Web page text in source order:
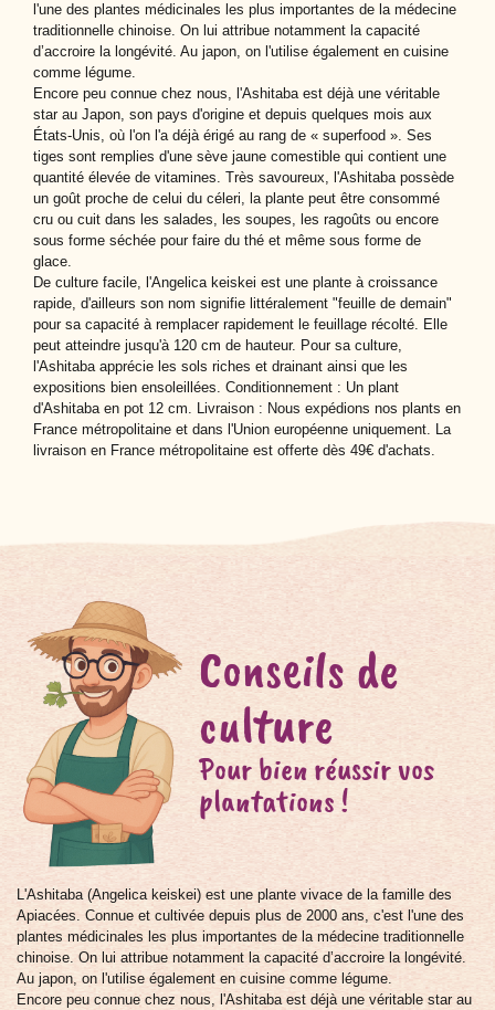
l'une des plantes médicinales les plus importantes de la médecine
traditionnelle chinoise. On lui attribue notamment la capacité
d’accroire la longévité. Au japon, on l'utilise également en cuisine
comme légume.
Encore peu connue chez nous, l'Ashitaba est déjà une véritable
star au Japon, son pays d'origine et depuis quelques mois aux
États-Unis, où l'on l'a déjà érigé au rang de « superfood ». Ses
tiges sont remplies d'une sève jaune comestible qui contient une
quantité élevée de vitamines. Très savoureux, l'Ashitaba possède
un goût proche de celui du céleri, la plante peut être consommé
cru ou cuit dans les salades, les soupes, les ragoûts ou encore
sous forme séchée pour faire du thé et même sous forme de
glace.
De culture facile, l'Angelica keiskei est une plante à croissance
rapide, d'ailleurs son nom signifie littéralement "feuille de demain"
pour sa capacité à remplacer rapidement le feuillage récolté. Elle
peut atteindre jusqu'à 120 cm de hauteur. Pour sa culture,
l'Ashitaba apprécie les sols riches et drainant ainsi que les
expositions bien ensoleillées. Conditionnement : Un plant
d'Ashitaba en pot 12 cm. Livraison : Nous expédions nos plants en
France métropolitaine et dans l'Union européenne uniquement. La
livraison en France métropolitaine est offerte dès 49€ d'achats.
Conseils de
culture
Pour bien réussir vos
plantations !
L'Ashitaba (Angelica keiskei) est une plante vivace de la famille des
Apiacées. Connue et cultivée depuis plus de 2000 ans, c'est l'une des
plantes médicinales les plus importantes de la médecine traditionnelle
chinoise. On lui attribue notamment la capacité d’accroire la longévité.
Au japon, on l'utilise également en cuisine comme légume.
Encore peu connue chez nous, l'Ashitaba est déjà une véritable star au